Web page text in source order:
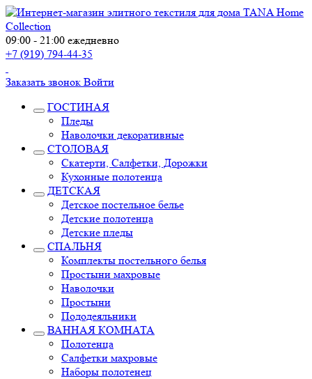
09:00 - 21:00 ежедневно
+7 (919) 794-44-35
Заказать звонок Войти
ГОСТИНАЯ
Пледы
Наволочки декоративные
СТОЛОВАЯ
Скатерти, Салфетки, Дорожки
Кухонные полотенца
ДЕТСКАЯ
Детское постельное белье
Детские полотенца
Детские пледы
СПАЛЬНЯ
Комплекты постельного белья
Простыни махровые
Наволочки
Простыни
Пододеяльники
ВАННАЯ КОМНАТА
Полотенца
Салфетки махровые
Наборы полотенец